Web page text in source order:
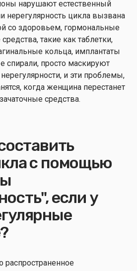
нарушают естественный
нерегулярность цикла вызвана
со здоровьем, гормональные
такие как таблетки,
кольца, имплантаты
спирали, просто маскируют
и эти проблемы,
когда женщина перестанет
средства.
с помощью
если у
распространенное